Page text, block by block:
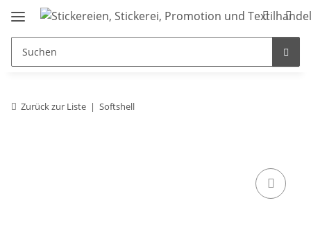
Zurück zur Liste Softshell